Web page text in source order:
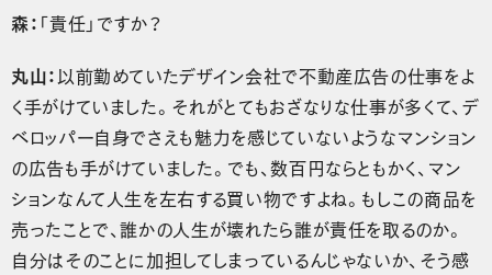
森： 「責任」ですか？
丸山： 以前勤めていたデザイン会社で不動産広告の仕事をよ
く手がけていました。それがとてもおざなりな仕事が多くて、デ
ベロッパー自身でさえも魅力を感じていないようなマンション
の広告も手がけていました。でも、数百円ならともかく、マン
ションなんて人生を左右する買い物ですよね。もしこの商品を
売ったことで、誰かの人生が壊れたら誰が責任を取るのか。
自分はそのことに加担してしまっているんじゃないか、そう感